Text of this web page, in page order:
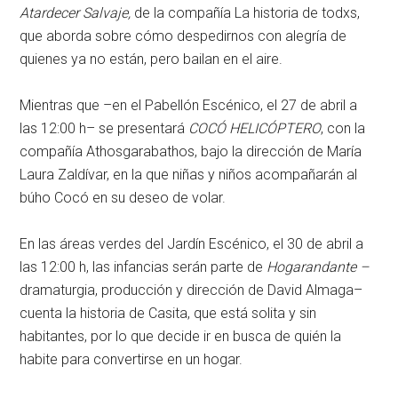
Atardecer Salvaje, de la compañía La historia de todxs,
que aborda sobre cómo despedirnos con alegría de
quienes ya no están, pero bailan en el aire.
Mientras que –en el Pabellón Escénico, el 27 de abril a
las 12:00 h– se presentará COCÓ HELICÓPTERO, con la
compañía Athosgarabathos, bajo la dirección de María
Laura Zaldívar, en la que niñas y niños acompañarán al
búho Cocó en su deseo de volar.
En las áreas verdes del Jardín Escénico, el 30 de abril a
las 12:00 h, las infancias serán parte de Hogarandante –
dramaturgia, producción y dirección de David Almaga–
cuenta la historia de Casita, que está solita y sin
habitantes, por lo que decide ir en busca de quién la
habite para convertirse en un hogar.